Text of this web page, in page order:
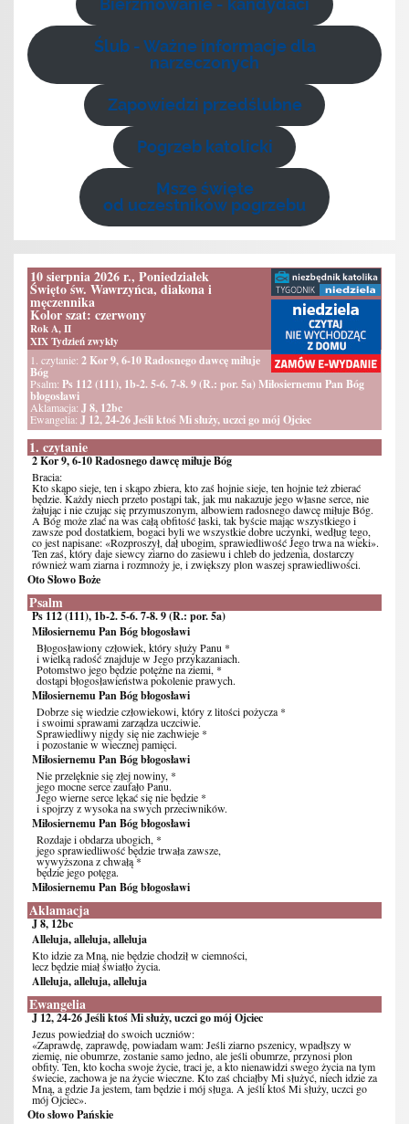
Ślub - Ważne informacje dla
narzeczonych
Zapowiedzi przedślubne
Pogrzeb katolicki
Msze święte
od uczestników pogrzebu
10 sierpnia 2026 r., Poniedziałek
Święto św. Wawrzyńca, diakona i
męczennika
Kolor szat: czerwony
Rok A, II
XIX Tydzień zwykły
1. czytanie: 2 Kor 9, 6-10 Radosnego dawcę miłuje
Bóg
Psalm:Ps 112 (111), 1b-2. 5-6. 7-8. 9 (R.: por. 5a) Miłosiernemu Pan Bóg
błogosławi
Aklamacja:J 8, 12bc
Ewangelia:J 12, 24-26 Jeśli ktoś Mi służy, uczci go mój Ojciec
1. czytanie
2 Kor 9, 6-10 Radosnego dawcę miłuje Bóg
Bracia:
Kto skąpo sieje, ten i skąpo zbiera, kto zaś hojnie sieje, ten hojnie też zbierać
będzie. Każdy niech przeto postąpi tak, jak mu nakazuje jego własne serce, nie
żałując i nie czując się przymuszonym, albowiem radosnego dawcę miłuje Bóg.
A Bóg może zlać na was całą obfitość łaski, tak byście mając wszystkiego i
zawsze pod dostatkiem, bogaci byli we wszystkie dobre uczynki, według tego,
co jest napisane: «Rozproszył, dał ubogim, sprawiedliwość Jego trwa na wieki».
Ten zaś, który daje siewcy ziarno do zasiewu i chleb do jedzenia, dostarczy
również wam ziarna i rozmnoży je, i zwiększy plon waszej sprawiedliwości.
Oto Słowo Boże
Psalm
Ps 112 (111), 1b-2. 5-6. 7-8. 9 (R.: por. 5a)
Miłosiernemu Pan Bóg błogosławi
Błogosławiony człowiek, który służy Panu *
i wielką radość znajduje w Jego przykazaniach.
Potomstwo jego będzie potężne na ziemi, *
dostąpi błogosławieństwa pokolenie prawych.
Miłosiernemu Pan Bóg błogosławi
Dobrze się wiedzie człowiekowi, który z litości pożycza *
i swoimi sprawami zarządza uczciwie.
Sprawiedliwy nigdy się nie zachwieje *
i pozostanie w wiecznej pamięci.
Miłosiernemu Pan Bóg błogosławi
Nie przelęknie się złej nowiny, *
jego mocne serce zaufało Panu.
Jego wierne serce lękać się nie będzie *
i spojrzy z wysoka na swych przeciwników.
Miłosiernemu Pan Bóg błogosławi
Rozdaje i obdarza ubogich, *
jego sprawiedliwość będzie trwała zawsze,
wywyższona z chwałą *
będzie jego potęga.
Miłosiernemu Pan Bóg błogosławi
Aklamacja
J 8, 12bc
Alleluja, alleluja, alleluja
Kto idzie za Mną, nie będzie chodził w ciemności,
lecz będzie miał światło życia.
Alleluja, alleluja, alleluja
Ewangelia
J 12, 24-26 Jeśli ktoś Mi służy, uczci go mój Ojciec
Jezus powiedział do swoich uczniów:
«Zaprawdę, zaprawdę, powiadam wam: Jeśli ziarno pszenicy, wpadłszy w
ziemię, nie obumrze, zostanie samo jedno, ale jeśli obumrze, przynosi plon
obfity. Ten, kto kocha swoje życie, traci je, a kto nienawidzi swego życia na tym
świecie, zachowa je na życie wieczne. Kto zaś chciałby Mi służyć, niech idzie za
Mną, a gdzie Ja jestem, tam będzie i mój sługa. A jeśli ktoś Mi służy, uczci go
mój Ojciec».
Oto słowo Pańskie